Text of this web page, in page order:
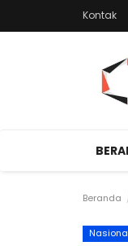
Kontak
Beranda